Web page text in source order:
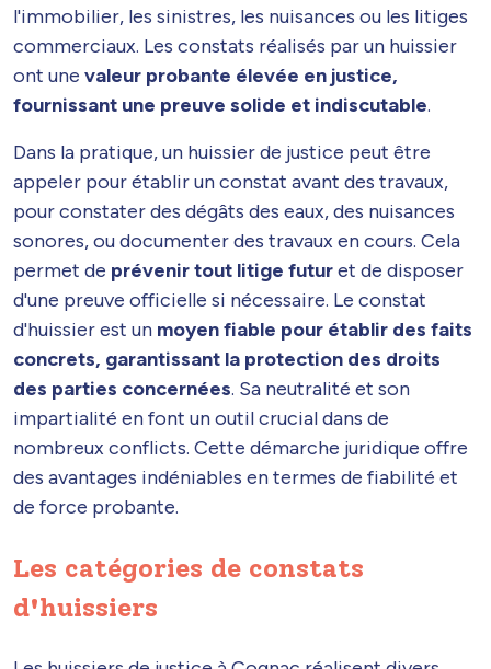
l'immobilier, les sinistres, les nuisances ou les litiges
commerciaux. Les constats réalisés par un huissier
ont une valeur probante élevée en justice,
fournissant une preuve solide et indiscutable.
Dans la pratique, un huissier de justice peut être
appeler pour établir un constat avant des travaux,
pour constater des dégâts des eaux, des nuisances
sonores, ou documenter des travaux en cours. Cela
permet de prévenir tout litige futuret de disposer
d'une preuve officielle si nécessaire. Le constat
d'huissier est un moyen fiable pour établir des faits
concrets, garantissant la protection des droits
des parties concernées. Sa neutralité et son
impartialité en font un outil crucial dans de
nombreux conflicts. Cette démarche juridique offre
des avantages indéniables en termes de fiabilité et
de force probante.
Les catégories de constats
d'huissiers